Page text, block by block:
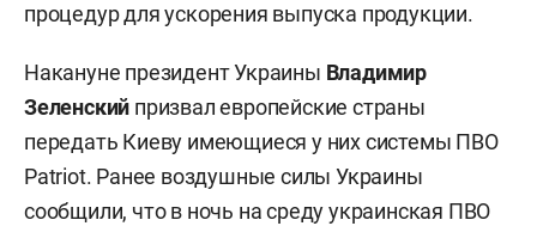
процедур для ускорения выпуска продукции.
Накануне президент Украины Владимир
Зеленский призвал европейские страны
передать Киеву имеющиеся у них системы ПВО
Patriot. Ранее воздушные силы Украины
сообщили, что в ночь на среду украинская ПВО